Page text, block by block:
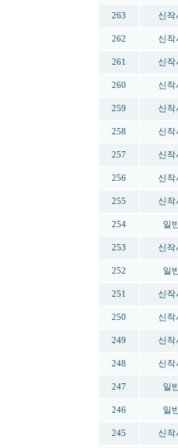
263 신작
262 신작
261 신작
260 신작
259 신작
258 신작
257 신작
256 신작
255 신작
254 일
253 신작
252 일
251 신작
250 신작
249 신작
248 신작
247 일
246 일
245 신작